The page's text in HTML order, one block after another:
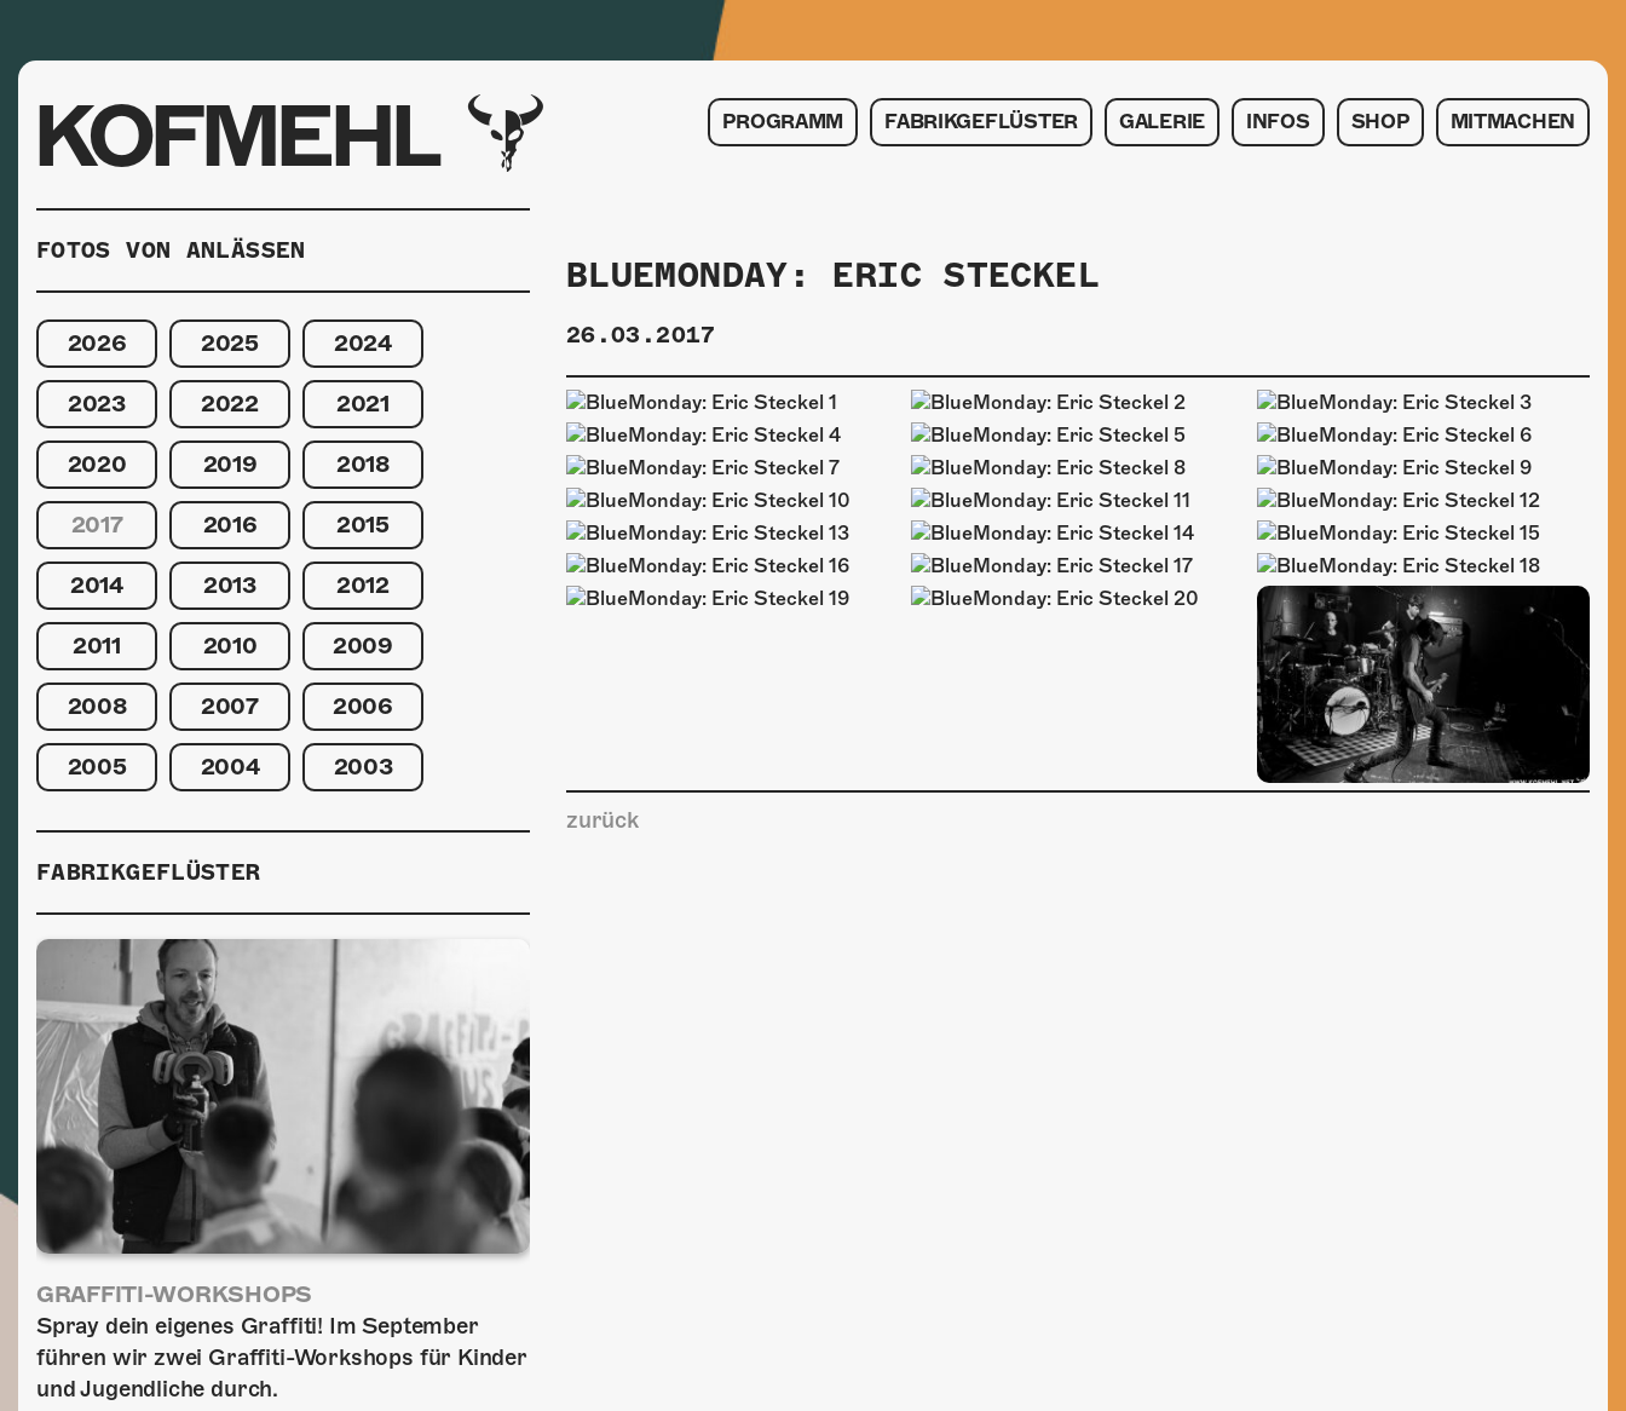
KOFMEHL PROGRAMM FABRIKGEFLÜSTER GALERIE INFOS SHOP MITMACHEN
BLUEMONDAY: ERIC STECKEL
26.03.2017
zurück
FOTOS VON ANLÄSSEN
2026 2025 2024
2023 2022 2021
2020 2019 2018
2017 2016 2015
2014 2013 2012
2011 2010 2009
2008 2007 2006
2005 2004 2003
FABRIKGEFLÜSTER
GRAFFITI-WORKSHOPS
Spray dein eigenes Graffiti! Im September
führen wir zwei Graffiti-Workshops für Kinder
und Jugendliche durch.